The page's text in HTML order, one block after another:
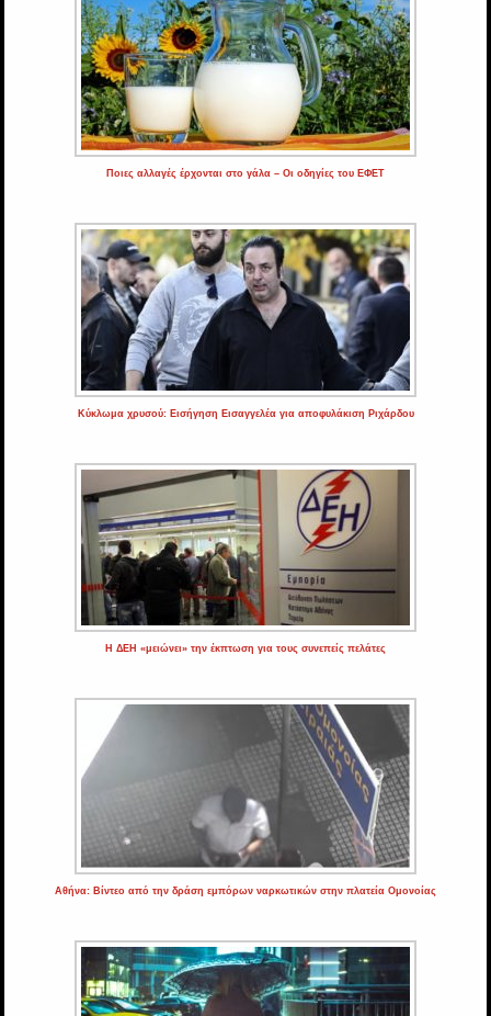
Ποιες αλλαγές έρχονται στο γάλα – Οι οδηγίες του ΕΦΕΤ
Κύκλωμα χρυσού: Εισήγηση Εισαγγελέα για αποφυλάκιση Ριχάρδου
Η ΔΕΗ «μειώνει» την έκπτωση για τους συνεπείς πελάτες
Αθήνα: Βίντεο από την δράση εμπόρων ναρκωτικών στην πλατεία Ομονοίας